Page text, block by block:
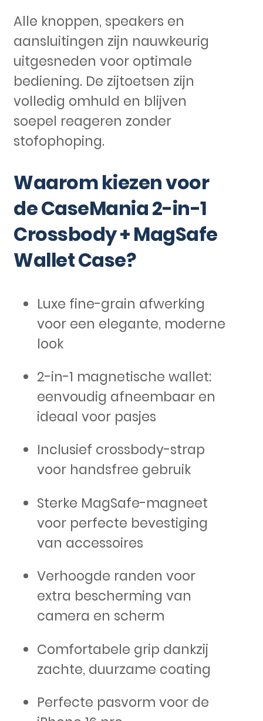
Alle knoppen, speakers en
aansluitingen zijn nauwkeurig
uitgesneden voor optimale
bediening. De zijtoetsen zijn
volledig omhuld en blijven
soepel reageren zonder
stofophoping.
Waarom kiezen voor
de CaseMania 2-in-1
Crossbody + MagSafe
Wallet Case?
Luxe fine-grain afwerking
voor een elegante, moderne
look
2-in-1 magnetische wallet:
eenvoudig afneembaar en
ideaal voor pasjes
Inclusief crossbody-strap
voor handsfree gebruik
Sterke MagSafe-magneet
voor perfecte bevestiging
van accessoires
Verhoogde randen voor
extra bescherming van
camera en scherm
Comfortabele grip dankzij
zachte, duurzame coating
Perfecte pasvorm voor de